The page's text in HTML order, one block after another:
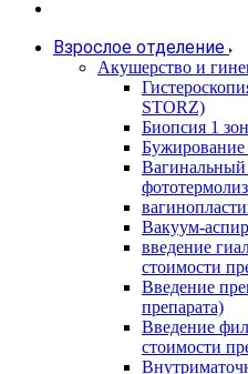
Взрослое отделение
Акушерство и
STORZ)
Биопсия 1
Бужирование
фототермолиз
Вакуум-
введение
стоимости
Введение
препарата)
Введение
стоимости